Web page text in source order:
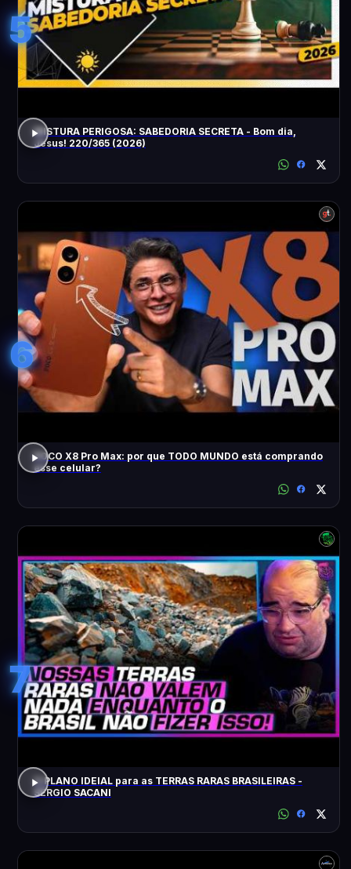
5
MISTURA PERIGOSA: SABEDORIA SECRETA - Bom dia,
Jesus! 220/365 (2026)
6
POCO X8 Pro Max: por que TODO MUNDO está comprando
esse celular?
7
O PLANO IDEIAL para as TERRAS RARAS BRASILEIRAS -
SÉRGIO SACANI